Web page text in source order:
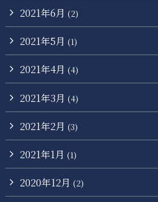
2021年6月 (2)
2021年5月 (1)
2021年4月 (4)
2021年3月 (4)
2021年2月 (3)
2021年1月 (1)
2020年12月 (2)